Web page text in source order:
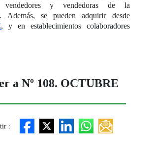
y vendedoras de la
Además, se pueden adquirir desde
, y en establecimientos colaboradores
a Nº 108. OCTUBRE
: